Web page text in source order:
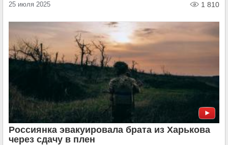
25 июля 2025 1 810
Россиянка эвакуировала брата из Харькова
через сдачу в плен